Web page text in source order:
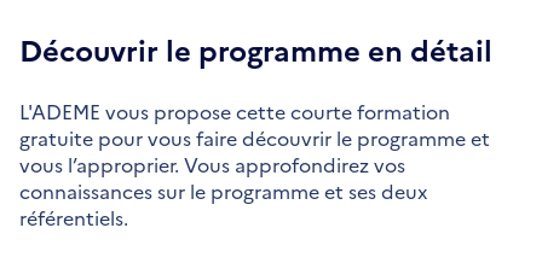
Découvrir le programme en détail
L'ADEME vous propose cette courte formation
gratuite pour vous faire découvrir le programme et
vous l’approprier. Vous approfondirez vos
connaissances sur le programme et ses deux
référentiels.